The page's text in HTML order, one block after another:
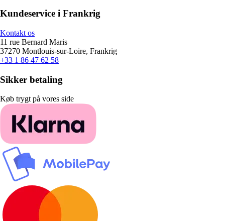
Kundeservice i Frankrig
Kontakt os
11 rue Bernard Maris
37270 Montlouis-sur-Loire, Frankrig
+33 1 86 47 62 58
Sikker betaling
Køb trygt på vores side